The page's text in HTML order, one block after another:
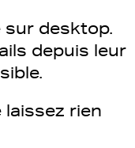
sur desktop.
depuis leur
laissez rien